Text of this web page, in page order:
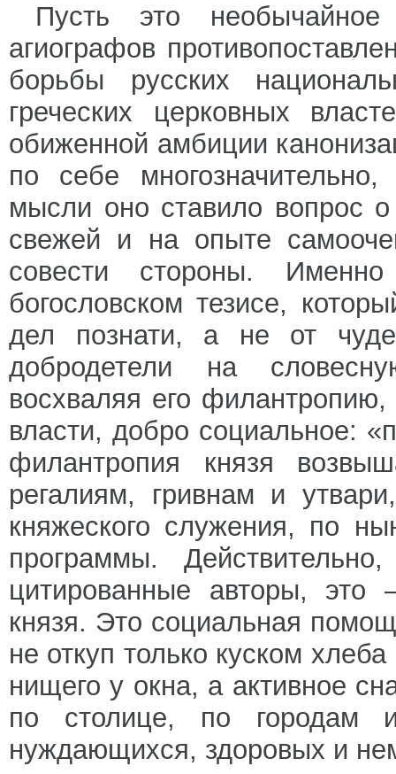
Пусть это необычайное
агиографов
борьбы русских
греческих церковных
обиженной амбиции
по себе
мысли оно ставило вопрос
свежей и на опыте
совести стороны.
богословском тезисе,
дел познати, а не от
добродетели на
восхваляя его
власти, добро социальное:
филантропия князя
регалиям, гривнам и
княжеского служения, по
программы.
цитированные авторы,
князя. Это социальная
не откуп только куском
нищего у окна, а активное
по столице, по городам
нуждающихся, здоровых и